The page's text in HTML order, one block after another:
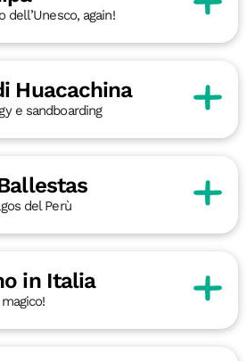
dell’Unesco, again!
Huacachina
e sandboarding
del Perù
in Italia